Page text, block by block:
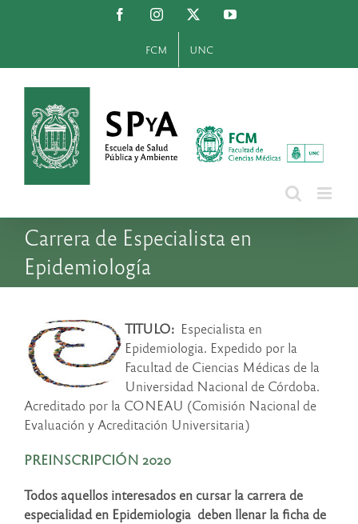
FacebookInstagram YouTube
FCM UNC
Carrera de Especialista en
Epidemiología
TITULO: Especialista en
Epidemiologia. Expedido por la
Facultad de Ciencias Médicas de la
Universidad Nacional de Córdoba.
Acreditado por la CONEAU (Comisión Nacional de
Evaluación y Acreditación Universitaria)
PREINSCRIPCIÓN 2020
Todos aquellos interesados en cursar la carrera de
especialidad en Epidemiologia deben llenar la ficha de